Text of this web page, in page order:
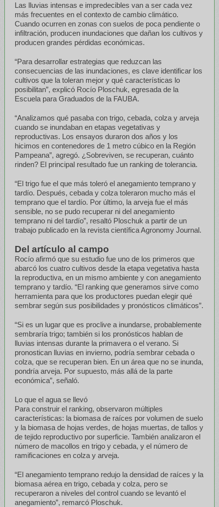
Las lluvias intensas e impredecibles van a ser cada vez
más frecuentes en el contexto de cambio climático.
Cuando ocurren en zonas con suelos de poca pendiente o
infiltración, producen inundaciones que dañan los cultivos y
producen grandes pérdidas económicas.
“Para desarrollar estrategias que reduzcan las
consecuencias de las inundaciones, es clave identificar los
cultivos que la toleran mejor y qué características lo
posibilitan”, explicó Rocío Ploschuk, egresada de la
Escuela para Graduados de la FAUBA.
“Analizamos qué pasaba con trigo, cebada, colza y arveja
cuando se inundaban en etapas vegetativas y
reproductivas. Los ensayos duraron dos años y los
hicimos en contenedores de 1 metro cúbico en la Región
Pampeana”, agregó. ¿Sobreviven, se recuperan, cuánto
rinden? El principal resultado fue un ranking de tolerancia.
“El trigo fue el que más toleró el anegamiento temprano y
tardío. Después, cebada y colza toleraron mucho más el
temprano que el tardío. Por último, la arveja fue el más
sensible, no se pudo recuperar ni del anegamiento
temprano ni del tardío”, resaltó Ploschuk a partir de un
trabajo publicado en la revista científica Agronomy Journal.
Del artículo al campo
Rocío afirmó que su estudio fue uno de los primeros que
abarcó los cuatro cultivos desde la etapa vegetativa hasta
la reproductiva, en un mismo ambiente y con anegamiento
temprano y tardío. “El ranking que generamos sirve como
herramienta para que los productores puedan elegir qué
sembrar según sus posibilidades y pronósticos climáticos”.
“Si es un lugar que es proclive a inundarse, probablemente
sembraría trigo; también si los pronósticos hablan de
lluvias intensas durante la primavera o el verano. Si
pronostican lluvias en invierno, podría sembrar cebada o
colza, que se recuperan bien. En un área que no se inunda,
pondría arveja. Por supuesto, más allá de la parte
económica”, señaló.
Lo que el agua se llevó
Para construir el ranking, observaron múltiples
características: la biomasa de raíces por volumen de suelo
y la biomasa de hojas verdes, de hojas muertas, de tallos y
de tejido reproductivo por superficie. También analizaron el
número de macollos en trigo y cebada, y el número de
ramificaciones en colza y arveja.
“El anegamiento temprano redujo la densidad de raíces y la
biomasa aérea en trigo, cebada y colza, pero se
recuperaron a niveles del control cuando se levantó el
anegamiento”, remarcó Ploschuk.